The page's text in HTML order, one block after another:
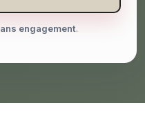
engagement.